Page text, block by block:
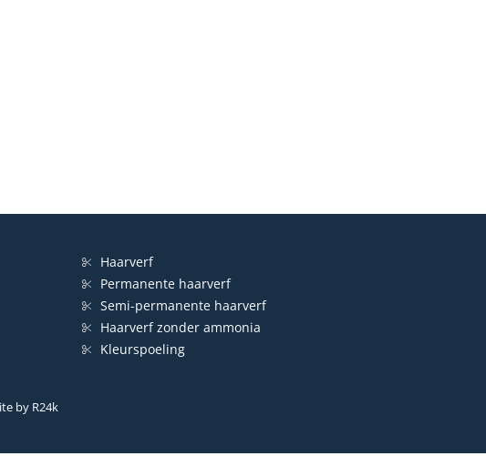
Haarverf
Permanente haarverf
Semi-permanente haarverf
Haarverf zonder ammonia
Kleurspoeling
by R24k